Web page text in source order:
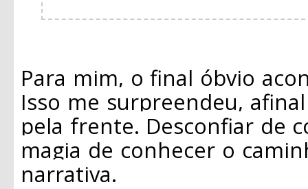
Para mim, o final óbvio
Isso me surpreendeu,
pela frente. Desconfiar de
magia de conhecer o
narrativa.